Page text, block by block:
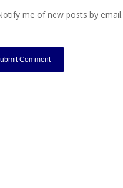
me of new posts by email.